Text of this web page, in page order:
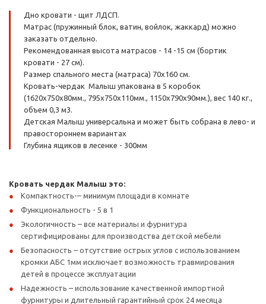
Дно кровати - щит ЛДСП.
Матрас (пружинный блок, ватин, войлок, жаккард) можно
заказать отдельно.
Рекомендованная высота матрасов - 14 -15 см (бортик
кровати - 27 см).
Размер спального места (матраса) 70х160 см.
Кровать-чердак Малыш упакована в 5 коробок
(1620х750х80мм., 795х750х110мм., 1150х790х90мм.), вес 140 кг.,
объем 0,3 м3.
Детская Малыш универсальна и может быть собрана в лево- и
правостороннем вариантах
Глубина ящиков в лесенке - 300мм
Кровать чердак Малыш это:
Компактность-– минимум площади в комнате
Функциональность - 5 в 1
Экологичность – все материалы и фурнитура
сертифицированы для производства детской мебели
Безопасность – отсутствие острых углов с использованием
кромки АБС 1мм исключает возможность травмирования
детей в процессе эксплуатации
Надежность – использование качественной импортной
фурнитуры и длительный гарантийный срок 24 месяца